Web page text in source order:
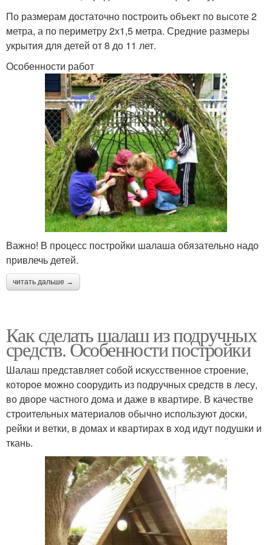
По размерам достаточно построить объект по высоте 2
метра, а по периметру 2х1,5 метра. Средние размеры
укрытия для детей от 8 до 11 лет.
Особенности работ
Важно! В процесс постройки шалаша обязательно надо
привлечь детей.
читать дальше →
Как сделать шалаш из подручных
средств. Особенности постройки
Шалаш представляет собой искусственное строение,
которое можно соорудить из подручных средств в лесу,
во дворе частного дома и даже в квартире. В качестве
строительных материалов обычно используют доски,
рейки и ветки, в домах и квартирах в ход идут подушки и
ткань.